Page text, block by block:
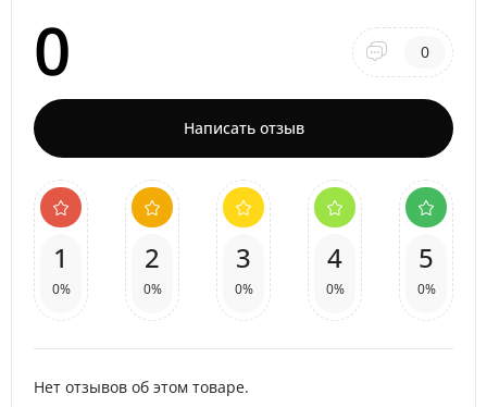
0 0
Написать отзыв
1
0%
2
0%
3
0%
4
0%
5
0%
Нет отзывов об этом товаре.